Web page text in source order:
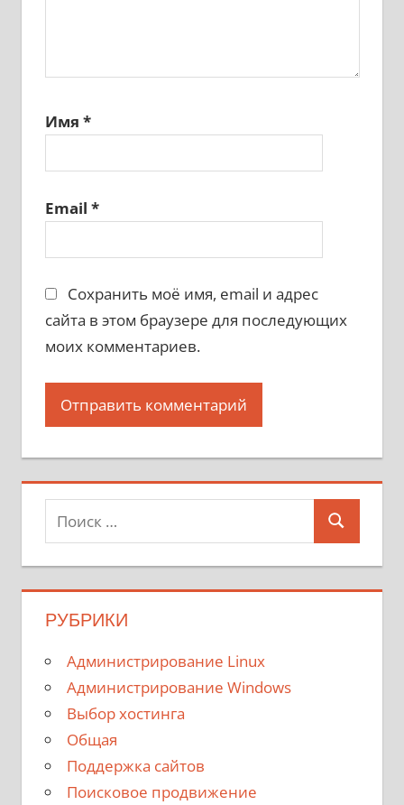
Имя *
Email *
Сохранить моё имя, email и адрес
сайта в этом браузере для последующих
моих комментариев.
Поиск
для:
Поиск
РУБРИКИ
Администрирование Linux
Администрирование Windows
Выбор хостинга
Общая
Поддержка сайтов
Поисковое продвижение